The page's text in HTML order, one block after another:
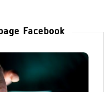
Facebook